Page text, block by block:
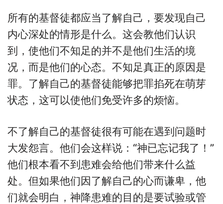
所有的基督徒都应当了解自己，要发现自己
内心深处的情形是什么。这会教他们认识
到，使他们不知足的并不是他们生活的境
况，而是他们的心态。不知足真正的原因是
罪。了解自己的基督徒能够把罪掐死在萌芽
状态，这可以使他们免受许多的烦恼。
不了解自己的基督徒很有可能在遇到问题时
大发怨言。他们会这样说：“神已忘记我了！”
他们根本看不到患难会给他们带来什么益
处。但如果他们因了解自己的心而谦卑，他
们就会明白，神降患难的目的是要试验或管